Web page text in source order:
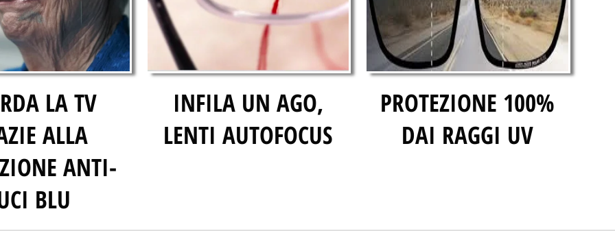
LA TV
ALLA
ANTI-
BLU
INFILA UN AGO,
LENTI AUTOFOCUS
PROTEZIONE 100%
DAI RAGGI UV